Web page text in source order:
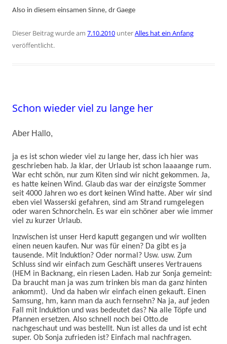
Also in diesem einsamen Sinne, dr Gaege
Dieser Beitrag wurde am 7.10.2010 unterAlles hat ein Anfang
veröffentlicht.
Schon wieder viel zu lange her
Aber Hallo,
ja es ist schon wieder viel zu lange her, dass ich hier was
geschrieben hab. Ja klar, der Urlaub ist schon laaaange rum.
War echt schön, nur zum Kiten sind wir nicht gekommen. Ja,
es hatte keinen Wind. Glaub das war der einzigste Sommer
seit 4000 Jahren wo es dort keinen Wind hatte. Aber wir sind
eben viel Wasserski gefahren, sind am Strand rumgelegen
oder waren Schnorcheln. Es war ein schöner aber wie immer
viel zu kurzer Urlaub.
Inzwischen ist unser Herd kaputt gegangen und wir wollten
einen neuen kaufen. Nur was für einen? Da gibt es ja
tausende. Mit Induktion? Oder normal? Usw. usw. Zum
Schluss sind wir einfach zum Geschäft unseres Vertrauens
(HEM in Backnang, ein riesen Laden. Hab zur Sonja gemeint:
Da braucht man ja was zum trinken bis man da ganz hinten
ankommt).
Und da haben wir einfach einen gekauft. Einen
Samsung, hm, kann man da auch fernsehn? Na ja, auf jeden
Fall mit Induktion und was bedeutet das? Na alle Töpfe und
Pfannen ersetzen. Also schnell noch bei Otto.de
nachgeschaut und was bestellt. Nun ist alles da und ist echt
super. Ob Sonja zufrieden ist? Einfach mal nachfragen.